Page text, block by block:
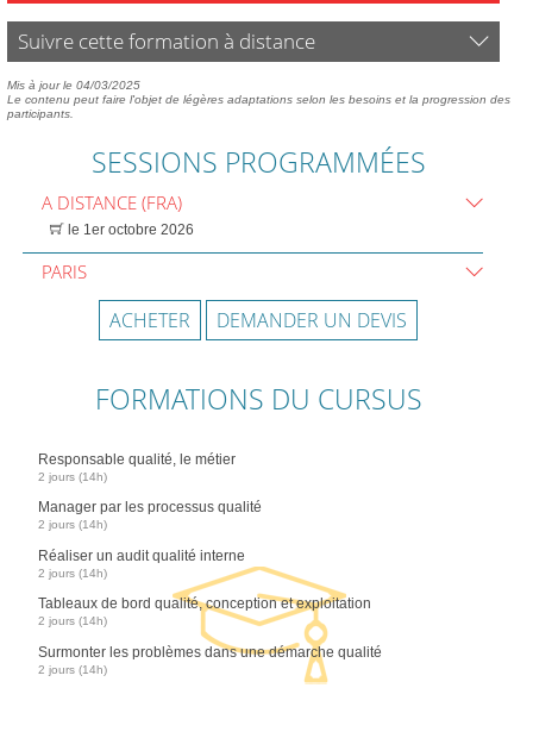
Suivre cette formation à distance
Mis à jour le 04/03/2025
Le contenu peut faire l'objet de légères adaptations selon les besoins et la progression des
participants.
SESSIONS PROGRAMMÉES
A DISTANCE (FRA)
le 1er octobre 2026
PARIS
ACHETER DEMANDER UN DEVIS
FORMATIONS DU CURSUS
Responsable qualité, le métier
2 jours (14h)
Manager par les processus qualité
2 jours (14h)
Réaliser un audit qualité interne
2 jours (14h)
Tableaux de bord qualité, conception et exploitation
2 jours (14h)
Surmonter les problèmes dans une démarche qualité
2 jours (14h)